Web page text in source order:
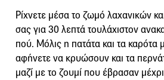
Ρίχνετε μέσα το ζωμό λαχανικών
σας για 30 λεπτά τουλάχιστον
πού. Μόλις η πατάτα και τα
αφήνετε να κρυώσουν και τα
μαζί με το ζουμί που έβρασαν